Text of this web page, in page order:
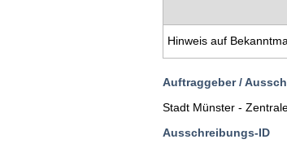
Hinweis auf
Auftraggeber /
Stadt Münster -
Ausschreibungs-ID